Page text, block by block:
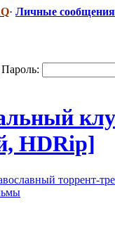
· Личные сообщения
Пароль:
​й
HDRip]
торрент-